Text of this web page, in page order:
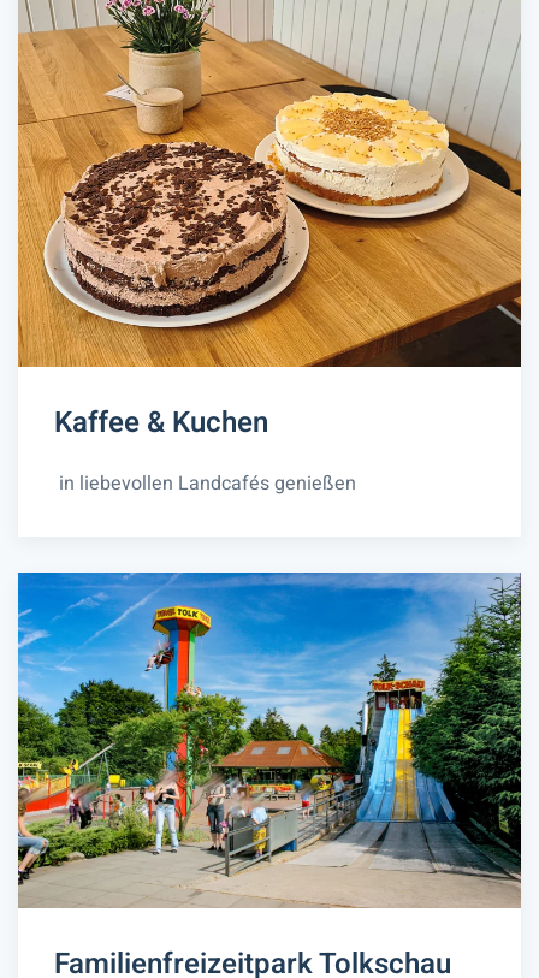
Kaffee & Kuchen
in liebevollen Landcafés genießen
Familienfreizeitpark Tolkschau